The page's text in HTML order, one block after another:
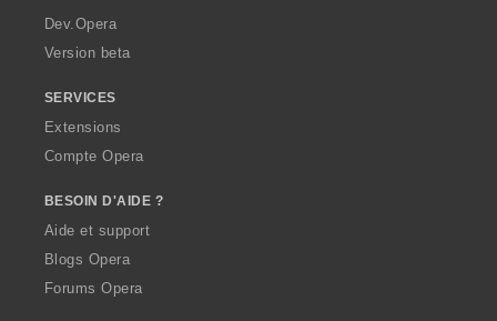
a
Dev.Opera
Version beta
SERVICES
Extensions
Compte Opera
BESOIN D'AIDE ?
Aide et support
Blogs Opera
Forums Opera